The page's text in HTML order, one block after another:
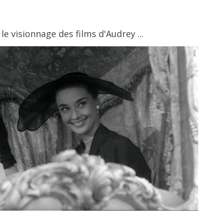
visionnage des films d'Audrey ...